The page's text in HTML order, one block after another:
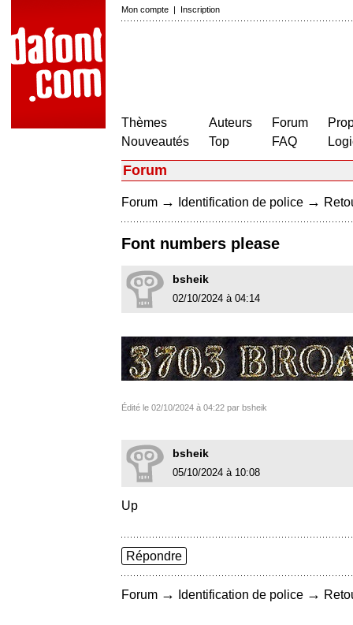
Mon compte | Inscription
Thèmes
Nouveautés
Auteurs
Top
Forum
FAQ
Forum
Forum → Identification de police →
Font numbers please
bsheik
02/10/2024 à 04:14
Édité le 02/10/2024 à 04:22 par bsheik
bsheik
05/10/2024 à 10:08
Up
Répondre
Forum → Identification de police →